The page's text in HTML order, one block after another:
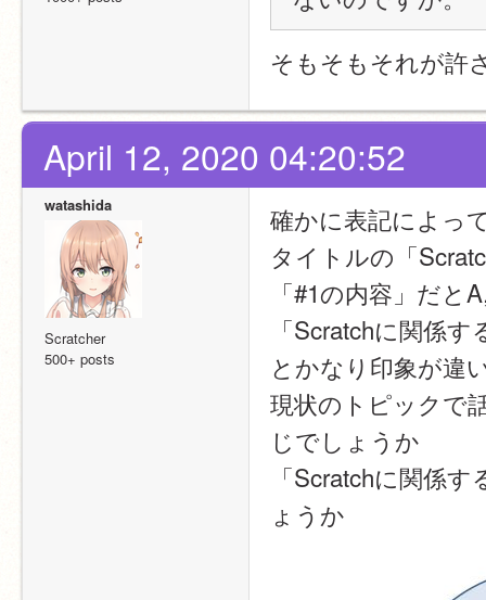
そもそもそれが許
April 12, 2020 04:20:52
watashida
Scratcher
500+ posts
確かに表記によっ
タイトルの「
「#1の内容」だと
「Scratchに関係
とかなり印象が違
現状のトピックで
じでしょうか
「Scratchに関係
ょうか